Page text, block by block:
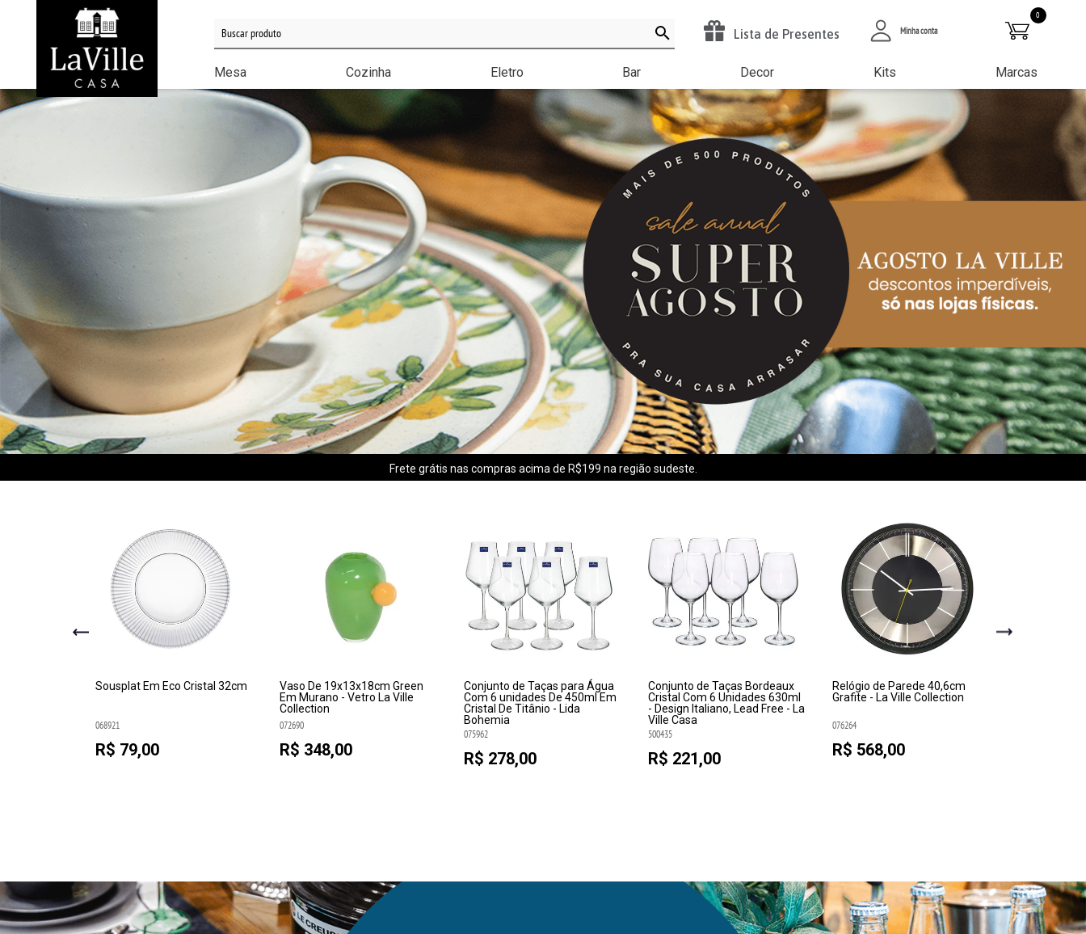
Lista de Presentes Minha conta
0
Mesa Cozinha Eletro Bar Decor Kits Marcas
Minha conta
Lista de Presentes
Frete grátis nas compras acima de R$199 na região sudeste.
Sousplat Em Eco Cristal 32cm
068921
R$ 79,00
Vaso De 19x13x18cm Green
Em Murano - Vetro La Ville
Collection
072690
R$ 348,00
Conjunto de Taças para Água
Com 6 unidades De 450ml Em
Cristal De Titânio - Lida
Bohemia
075962
R$ 278,00
Conjunto de Taças Bordeaux
Cristal Com 6 Unidades 630ml
- Design Italiano, Lead Free - La
Ville Casa
500435
R$ 221,00
Relógio de Parede 40,6cm
Grafite - La Ville Collection
076264
R$ 568,00